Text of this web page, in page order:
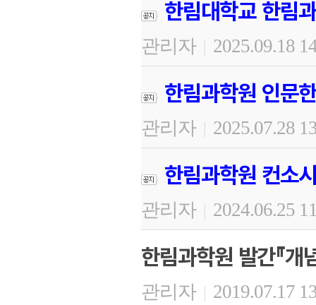
한림대학교 한림
관리자 | 2025.09.18
한림과학원 인문
관리자 | 2025.07.28
한림과학원 컨소
관리자 | 2024.06.25
한림과학원 발간『
관리자 | 2019.07.17